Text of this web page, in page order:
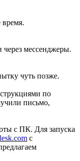
мессенджеры.
чуть позже.
по
письмо,
с ПК. Для запуска
с